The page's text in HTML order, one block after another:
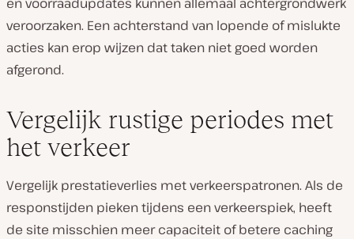
veroorzaken. Een achterstand van lopende of mislukte
acties kan erop wijzen dat taken niet goed worden
afgerond.
Vergelijk rustige periodes met
het verkeer
Vergelijk prestatieverlies met verkeerspatronen. Als de
responstijden pieken tijdens een verkeerspiek, heeft
de site misschien meer capaciteit of betere caching